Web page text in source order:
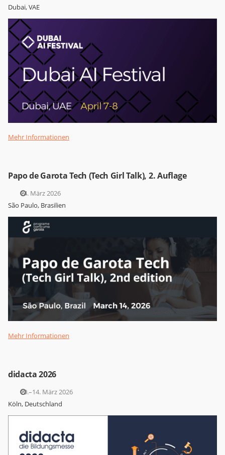
Dubai, VAE
Mehr Informationen
Papo de Garota Tech (Tech Girl Talk), 2. Auflage
14. März 2026
São Paulo, Brasilien
Mehr Informationen
didacta 2026
10.–14. März 2026
Köln, Deutschland